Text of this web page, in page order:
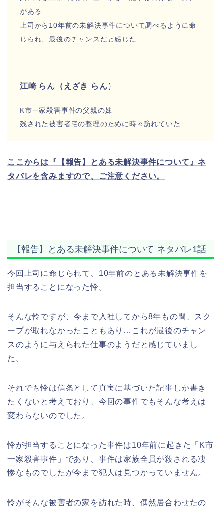
がある
上司から10年前の未解決事件について調べるように命
じられ、最後のチャンスだと感じた
江崎 らん（えざき らん）
K市一家殺害事件の父親の妹
残された被害者宅の整理のために時々訪れていた
ここからは『【報告】とある未解決事件について』ネ
タバレを含みますので、ご注意ください。
【報告】とある未解決事件について ネタバレ1話
今回上司に命じられて、10年前のとある未解決事件を
担当することになった怜。
そんな怜ですが、今まで入社してから8年もの間、スク
ープが取れなかったこともあり…これが最後のチャン
スのように与えられた仕事のようだと感じていまし
た。
それでも怜は信条として真実に基づいた記事しか書き
たくないと考えており、今回の事件でもそんな考えは
変わらないのでした。
怜が担当することになった事件は10年前に起きた「K市
一家殺害事件」であり、事件は家族全員が殺される凄
惨なものでしたが今まで犯人は見つかっていません。
怜がそんな被害者の家を訪れた時、偶然居合わせたの